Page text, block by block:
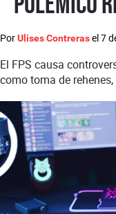
PorUlises Contrerasel7
El FPS causa
como toma de rehenes,